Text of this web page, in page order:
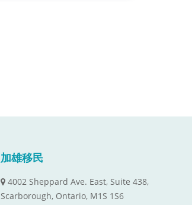
加雄移民
4002 Sheppard Ave. East, Suite 438,
Scarborough, Ontario, M1S 1S6